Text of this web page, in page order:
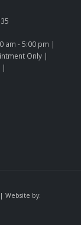
am - 5:00 pm |
Only |
|
Website by: